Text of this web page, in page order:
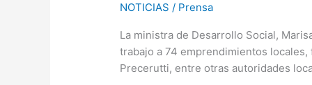
NOTICIAS / Prensa
La ministra de Desarrollo Social,
trabajo a 74 emprendimientos
Precerutti, entre otras autoridades